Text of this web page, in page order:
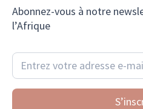
Abonnez-vous à notre
l’Afrique